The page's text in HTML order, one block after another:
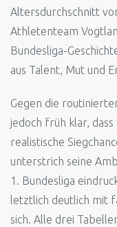
Altersdurchschnitt
Athletenteam
Bundesliga-
aus Talent, Mut und
Gegen die
jedoch früh klar,
realistische
unterstrich seine
1. Bundesliga
letztlich deutlich mit
sich. Alle drei